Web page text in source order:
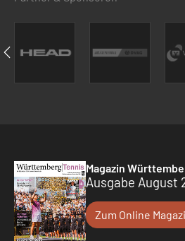
Magazin
Ausgabe August
Zum Online